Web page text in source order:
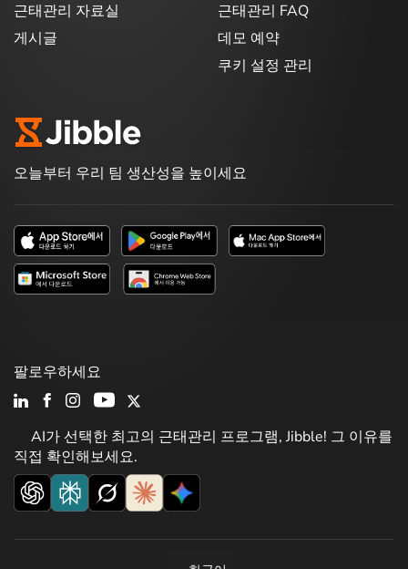
근태관리 자료실
게시글
근태관리 FAQ
데모 예약
쿠키 설정 관리
오늘부터 우리 팀 생산성을 높이세요
AI가 선택한 최고의 근태관리 프로그램, Jibble! 그 이유를
직접 확인해보세요.
팔로우하세요